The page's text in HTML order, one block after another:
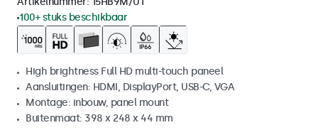
100+ stuks beschikbaar
High brightness Full HD multi-touch paneel
Aansluitingen: HDMI, DisplayPort, USB-C, VGA
Montage: inbouw, panel mount
Buitenmaat: 398 x 248 x 44 mm